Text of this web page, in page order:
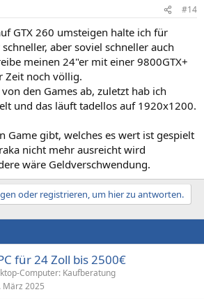
#14
GTX 260 umsteigen halte ich für
aber soviel schneller auch
meinen 24"er mit einer 9800GTX+
Zeit noch völlig.
den Games ab, zuletzt hab ich
und das läuft tadellos auf 1920x1200.
Game gibt, welches es wert ist gespielt
nicht mehr ausreicht wird
wäre Geldverschwendung.
oder registrieren, um hier zu antworten.
für 24 Zoll bis 2500€
Computer: Kaufberatung
März 2025